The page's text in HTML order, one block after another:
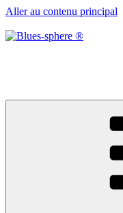
Aller au contenu principal